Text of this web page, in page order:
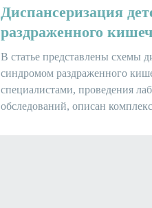
Диспансеризация
раздраженного
В статье представлены схемы
синдромом раздраженного
специалистами, проведения
обследований, описан